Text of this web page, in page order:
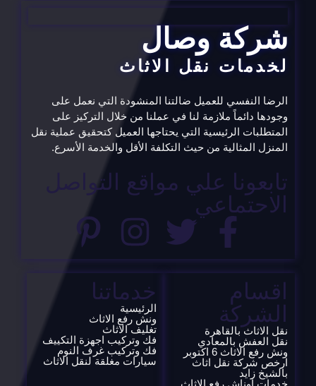
شركة وصال
لخدمات نقل الاثاث
الرضا النفسي للعميل ضالتنا المنشودة التي نعمل على
وجودها دائماً ملازمة لنا في عملنا من خلال التركيز على
المتطلبات الرئيسية التي يحتاجها العميل كتحقيق عملية نقل
المنزل المثالية من حيث التكلفة الأقل والخدمة الأسرع.
تابعونا علي مواقع التواصل
الاحتماعي
اقسام
الشركة
نقل الاثاث بالقاهرة
نقل العفش بالمعادي
ونش رفع الاثاث 6 اكتوبر
ارخص شركة نقل اثاث
بالشيخ زايد
خدمات اوناش رفع الاثاث
خدماتنا
الرئيسية
ونش رفع الاثاث
تغليف الاثاث
فك وتركيب اجهزة التكييف
فك وتركيب غرف النوم
سيارات مغلقة لنقل الاثاث